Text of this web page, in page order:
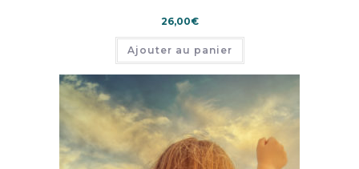
26,00€
Ajouter au panier